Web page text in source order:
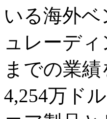
いる海外
ュレーデ
までの業
4,254万ド